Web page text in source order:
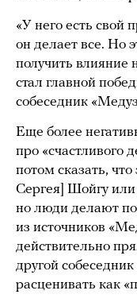
«У него есть свой
он делает все. Но
получить влияние
стал главной
собеседник
Еще более
про «счастливого
потом сказать,
Сергея] Шойгу или
но люди делают
из источников
действительно
другой собеседник
расценивать как